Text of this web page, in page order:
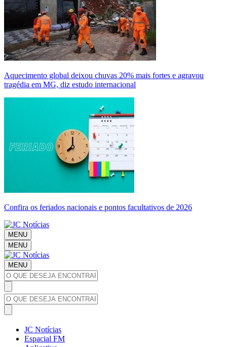
Aquecimento global deixou chuvas 20% mais fortes e agravou
tragédia em MG, diz estudo internacional
Confira os feriados nacionais e pontos facultativos de 2026
MENU
MENU
MENU
JC Notícias
Espacial FM